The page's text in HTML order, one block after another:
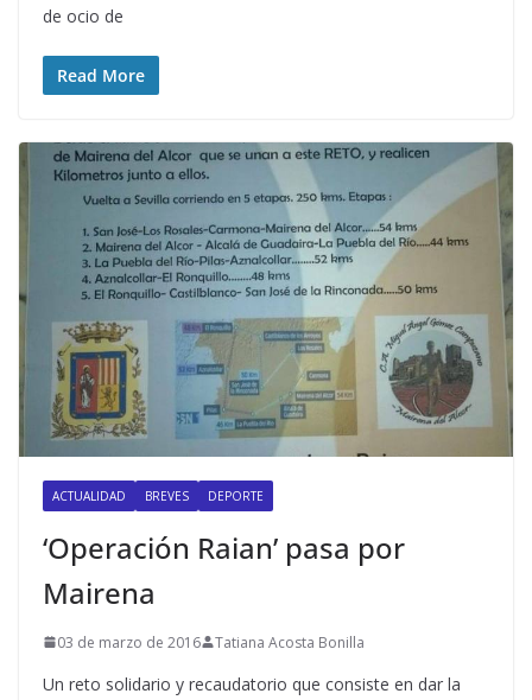
de ocio de
Read More
ACTUALIDAD BREVES DEPORTE
‘Operación Raian’ pasa por
Mairena
03 de marzo de 2016 Tatiana Acosta Bonilla
Un reto solidario y recaudatorio que consiste en dar la